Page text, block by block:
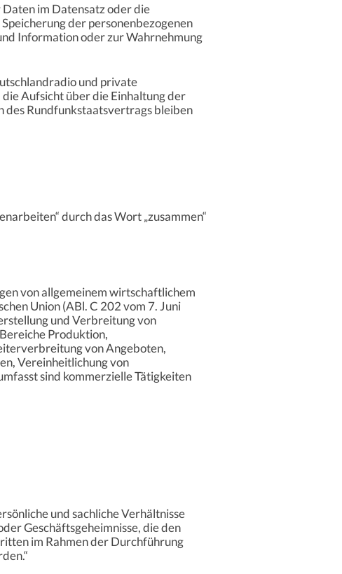
im Datensatz oder die
der personenbezogenen
Information oder zur Wahrnehmung
und private
Aufsicht über die Einhaltung der
des Rundfunkstaatsvertrags bleiben
durch das Wort „zusammen“
von allgemeinem wirtschaftlichem
Union (ABl. C 202 vom 7. Juni
und Verbreitung von
Produktion,
von Angeboten,
Vereinheitlichung von
sind kommerzielle Tätigkeiten
und sachliche Verhältnisse
Geschäftsgeheimnisse, die den
im Rahmen der Durchführung